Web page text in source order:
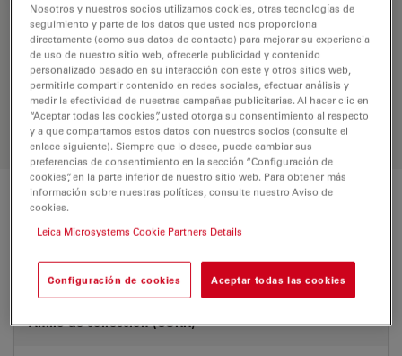
Encuentre la solución ideal. Explore
nuestroBuscador de Objetivos,
compare alternativas y encuentre la
opción que mejor se adapte a sus
necesidades.
Características
Número de producto 11566075
Anillo de corrección (CORR) -
Nosotros y nuestros socios utilizamos cookies, otras tecnologías de
seguimiento y parte de los datos que usted nos proporciona
directamente (como sus datos de contacto) para mejorar su experiencia
de uso de nuestro sitio web, ofrecerle publicidad y contenido
personalizado basado en su interacción con este y otros sitios web,
permitirle compartir contenido en redes sociales, efectuar análisis y
medir la efectividad de nuestras campañas publicitarias. Al hacer clic en
“Aceptar todas las cookies”, usted otorga su consentimiento al respecto
y a que compartamos estos datos con nuestros socios (consulte el
enlace siguiente). Siempre que lo desee, puede cambiar sus
preferencias de consentimiento en la sección “Configuración de
cookies”, en la parte inferior de nuestro sitio web. Para obtener más
información sobre nuestras políticas, consulte nuestro Aviso de
cookies.
Leica Microsystems Cookie Partners Details
Configuración de cookies Aceptar todas las cookies